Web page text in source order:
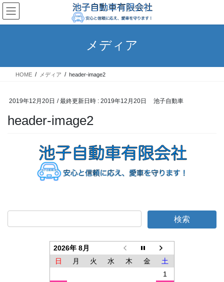
コ
ン
テ
ス
ナ
ビ
ゲ
ン
メディア
HOME メディア header-image2
2019年12月20日 / 最終更新日時 : 2019年12月20日 池子自動車
header-image2
2026年 8月
日
月 火 水 木 金
土
1